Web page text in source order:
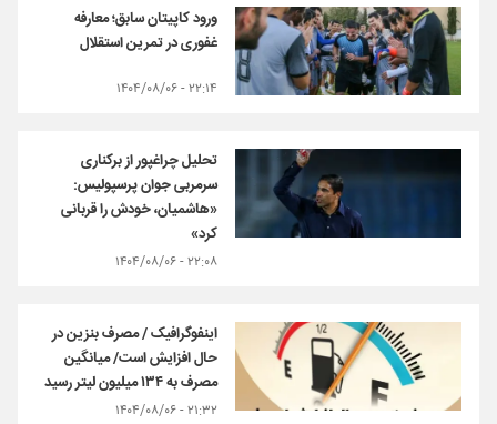
ورود کاپیتان سابق؛ معارفه
غفوری در تمرین استقلال
۲۲:۱۴ - ۱۴۰۴/۰۸/۰۶
تحلیل چراغپور از برکناری
سرمربی جوان پرسپولیس:
«هاشمیان، خودش را قربانی
کرد»
۲۲:۰۸ - ۱۴۰۴/۰۸/۰۶
اینفوگرافیک / مصرف بنزین در
حال افزایش است/ میانگین
مصرف به ۱۳۴ میلیون لیتر رسید
۲۱:۳۲ - ۱۴۰۴/۰۸/۰۶